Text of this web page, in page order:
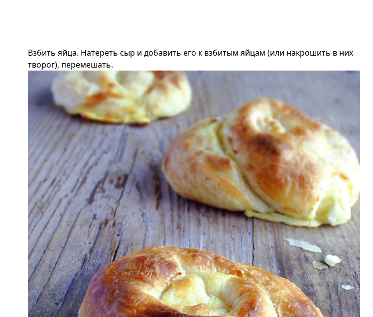
Взбить яйца. Натереть сыр и добавить его к взбитым яйцам (или накрошить в них
творог), перемешать.